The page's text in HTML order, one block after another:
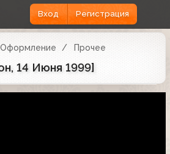
Вход Регистрация
Оформление Прочее
14 Июня 1999]